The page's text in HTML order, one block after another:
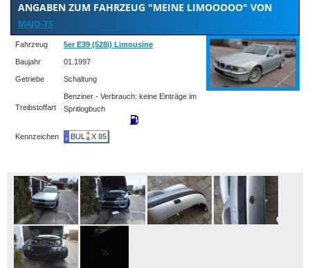
ANGABEN ZUM FAHRZEUG "MEINE LIMOOOOO" VON
MAJO-TS
Fahrzeug 5er E39 (528i) Limousine
Baujahr 01.1997
Getriebe Schaltung
Treibstoffart
Benziner - Verbrauch: keine Einträge im
Spritlogbuch
Kennzeichen BUL X 85